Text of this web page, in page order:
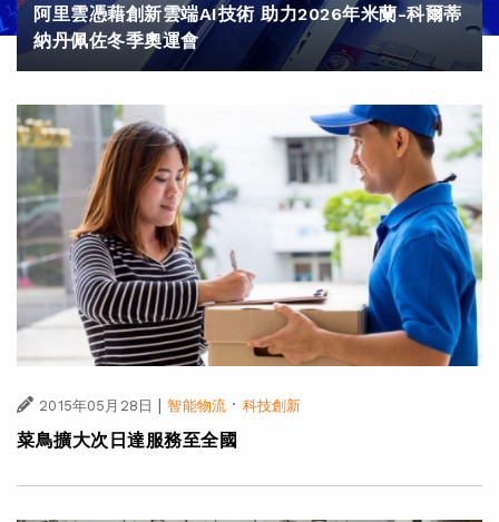
阿里雲憑藉創新雲端AI技術 助力2026年米蘭-科爾蒂
納丹佩佐冬季奧運會
2015年05月28日 | 智能物流 · 科技創新
菜鳥擴大次日達服務至全國